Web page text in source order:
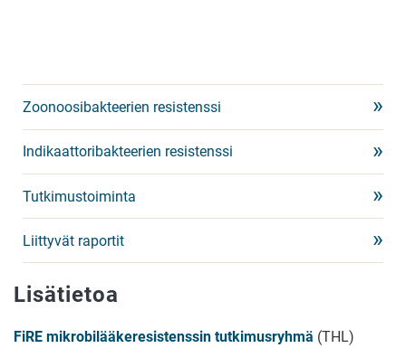
Zoonoosibakteerien resistenssi
Indikaattoribakteerien resistenssi
Tutkimustoiminta
Liittyvät raportit
Lisätietoa
FiRE mikrobilääkeresistenssin tutkimusryhmä (THL)